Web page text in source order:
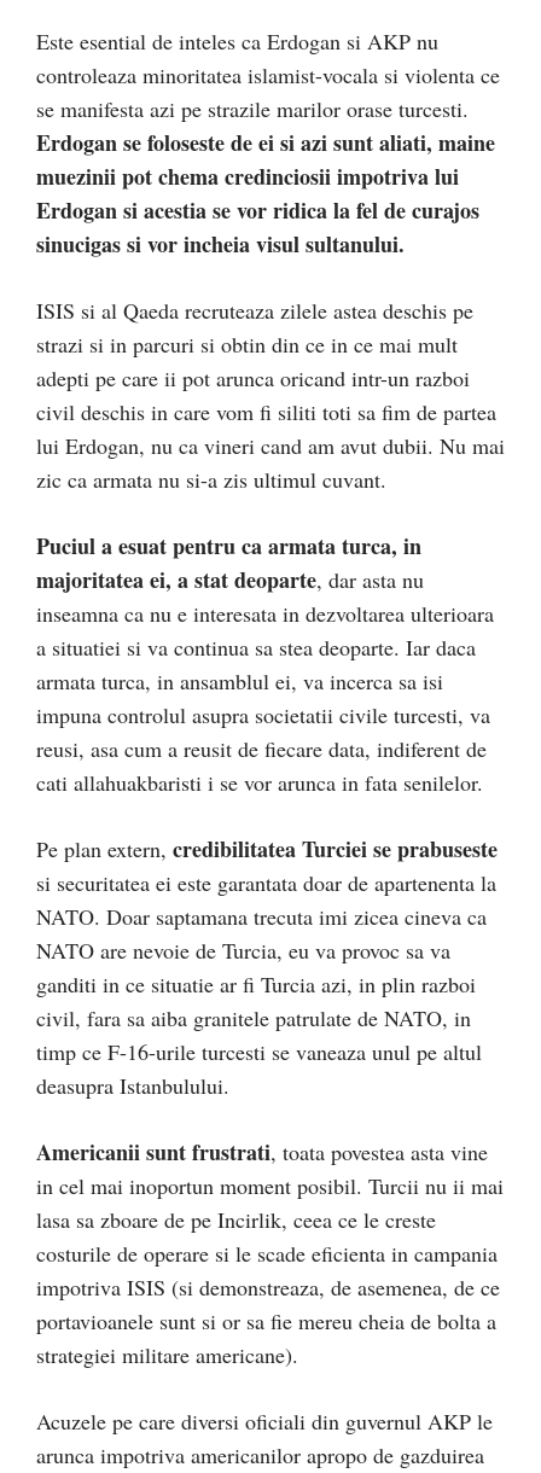
Este esential de inteles ca Erdogan si AKP nu
controleaza minoritatea islamist-vocala si violenta ce
se manifesta azi pe strazile marilor orase turcesti.
Erdogan se foloseste de ei si azi sunt aliati, maine
muezinii pot chema credinciosii impotriva lui
Erdogan si acestia se vor ridica la fel de curajos
sinucigas si vor incheia visul sultanului.
ISIS si al Qaeda recruteaza zilele astea deschis pe
strazi si in parcuri si obtin din ce in ce mai mult
adepti pe care ii pot arunca oricand intr-un razboi
civil deschis in care vom fi siliti toti sa fim de partea
lui Erdogan, nu ca vineri cand am avut dubii. Nu mai
zic ca armata nu si-a zis ultimul cuvant.
Puciul a esuat pentru ca armata turca, in
majoritatea ei, a stat deoparte, dar asta nu
inseamna ca nu e interesata in dezvoltarea ulterioara
a situatiei si va continua sa stea deoparte. Iar daca
armata turca, in ansamblul ei, va incerca sa isi
impuna controlul asupra societatii civile turcesti, va
reusi, asa cum a reusit de fiecare data, indiferent de
cati allahuakbaristi i se vor arunca in fata senilelor.
Pe plan extern, credibilitatea Turciei se prabuseste
si securitatea ei este garantata doar de apartenenta la
NATO. Doar saptamana trecuta imi zicea cineva ca
NATO are nevoie de Turcia, eu va provoc sa va
ganditi in ce situatie ar fi Turcia azi, in plin razboi
civil, fara sa aiba granitele patrulate de NATO, in
timp ce F-16-urile turcesti se vaneaza unul pe altul
deasupra Istanbulului.
Americanii sunt frustrati, toata povestea asta vine
in cel mai inoportun moment posibil. Turcii nu ii mai
lasa sa zboare de pe Incirlik, ceea ce le creste
costurile de operare si le scade eficienta in campania
impotriva ISIS (si demonstreaza, de asemenea, de ce
portavioanele sunt si or sa fie mereu cheia de bolta a
strategiei militare americane).
Acuzele pe care diversi oficiali din guvernul AKP le
arunca impotriva americanilor apropo de gazduirea